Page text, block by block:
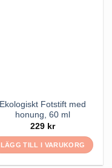
Ekologiskt Fotstift med
honung, 60 ml
229 kr
LÄGG TILL I VARUKORG